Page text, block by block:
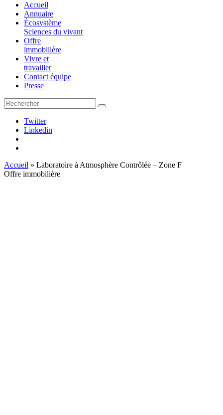
Accueil
Annuaire
Écosystème
Sciences du vivant
Offre
immobilière
Vivre et
travailler
Contact équipe
Presse
Twitter
Linkedin
Accueil » Laboratoire à Atmosphère Contrôlée – Zone F
Offre immobilière